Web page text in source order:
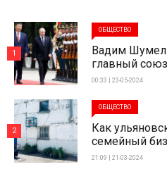
ОБЩЕСТВО
Вадим
главный
00:33 | 23-05-2024
1
ОБЩЕСТВО
Как
семейный
21:09 | 21-03-2024
2